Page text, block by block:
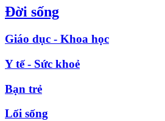
Đời sống
Giáo dục - Khoa học
Y tế - Sức khoẻ
Bạn trẻ
Lối sống